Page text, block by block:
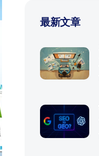
最新文章